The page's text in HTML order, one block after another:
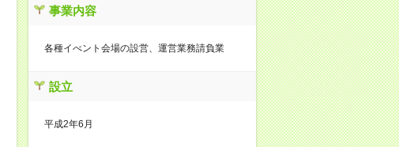
事業内容
各種イべント会場の設営、運営業務請負業
設立
平成2年6月